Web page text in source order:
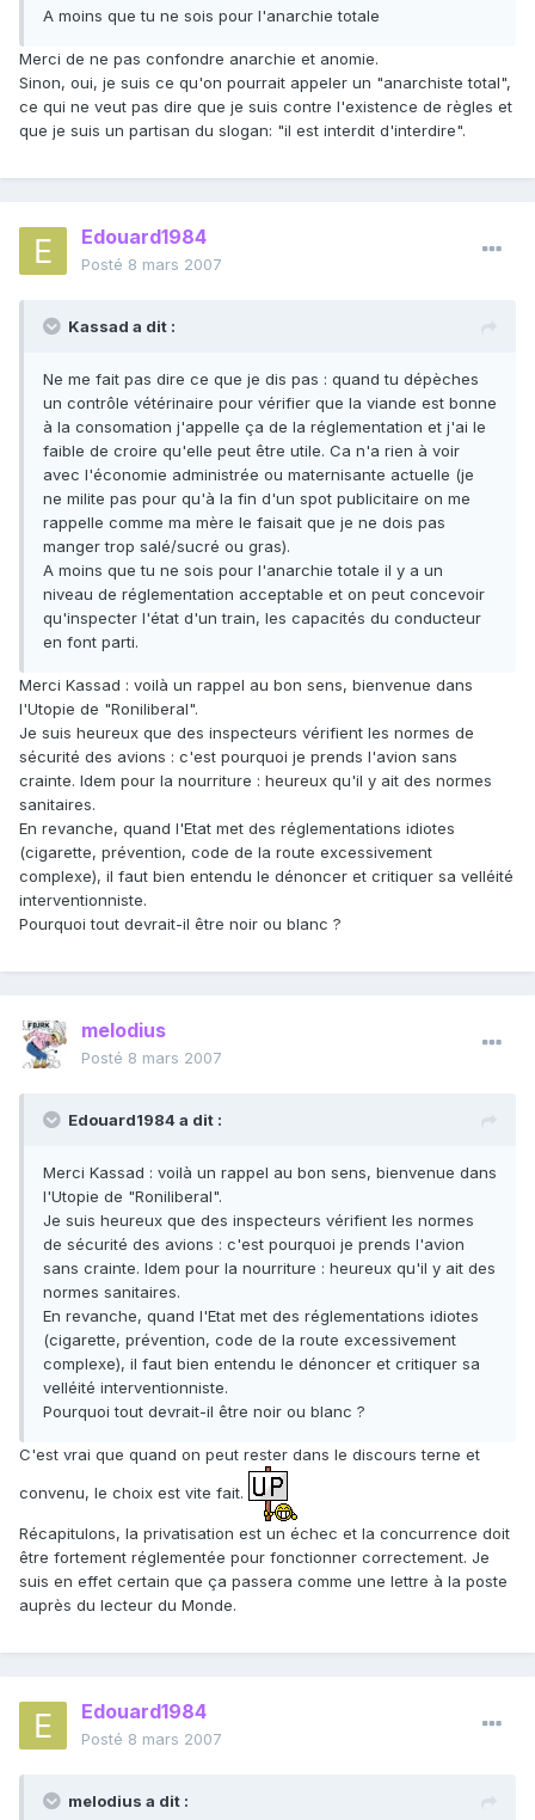
A moins que tu ne sois pour l'anarchie totale
Merci de ne pas confondre anarchie et anomie.
Sinon, oui, je suis ce qu'on pourrait appeler un "anarchiste total",
ce qui ne veut pas dire que je suis contre l'existence de règles et
que je suis un partisan du slogan: "il est interdit d'interdire".
Edouard1984
Posté 8 mars 2007
Kassad a dit :
Ne me fait pas dire ce que je dis pas : quand tu dépèches
un contrôle vétérinaire pour vérifier que la viande est bonne
à la consomation j'appelle ça de la réglementation et j'ai le
faible de croire qu'elle peut être utile. Ca n'a rien à voir
avec l'économie administrée ou maternisante actuelle (je
ne milite pas pour qu'à la fin d'un spot publicitaire on me
rappelle comme ma mère le faisait que je ne dois pas
manger trop salé/sucré ou gras).
A moins que tu ne sois pour l'anarchie totale il y a un
niveau de réglementation acceptable et on peut concevoir
qu'inspecter l'état d'un train, les capacités du conducteur
en font parti.
Merci Kassad : voilà un rappel au bon sens, bienvenue dans
l'Utopie de "Roniliberal".
Je suis heureux que des inspecteurs vérifient les normes de
sécurité des avions : c'est pourquoi je prends l'avion sans
crainte. Idem pour la nourriture : heureux qu'il y ait des normes
sanitaires.
En revanche, quand l'Etat met des réglementations idiotes
(cigarette, prévention, code de la route excessivement
complexe), il faut bien entendu le dénoncer et critiquer sa velléité
interventionniste.
Pourquoi tout devrait-il être noir ou blanc ?
melodius
Posté 8 mars 2007
Edouard1984 a dit :
Merci Kassad : voilà un rappel au bon sens, bienvenue dans
l'Utopie de "Roniliberal".
Je suis heureux que des inspecteurs vérifient les normes
de sécurité des avions : c'est pourquoi je prends l'avion
sans crainte. Idem pour la nourriture : heureux qu'il y ait des
normes sanitaires.
En revanche, quand l'Etat met des réglementations idiotes
(cigarette, prévention, code de la route excessivement
complexe), il faut bien entendu le dénoncer et critiquer sa
velléité interventionniste.
Pourquoi tout devrait-il être noir ou blanc ?
C'est vrai que quand on peut rester dans le discours terne et
convenu, le choix est vite fait.
Récapitulons, la privatisation est un échec et la concurrence doit
être fortement réglementée pour fonctionner correctement. Je
suis en effet certain que ça passera comme une lettre à la poste
auprès du lecteur du Monde.
Edouard1984
Posté 8 mars 2007
melodius a dit :